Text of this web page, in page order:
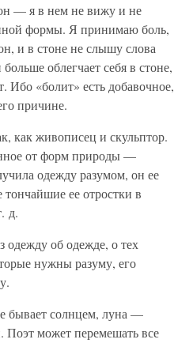
— я в нем не вижу и не
формы. Я принимаю боль,
и в стоне не слышу слова
облегчает себя в стоне,
Ибо «болит» есть добавочное,
причине.
как живописец и скульптор.
от форм природы —
одежду разумом, он ее
тончайшие ее отростки в
д.
одежду об одежде, о тех
нужны разуму, его
бывает солнцем, луна —
Поэт может перемешать все